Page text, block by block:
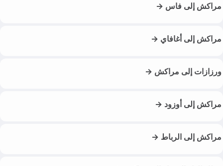
مراكش إلى فاس →
مراكش إلى أغافاي →
ورزازات إلى مراكش →
مراكش إلى أوزود →
مراكش إلى الرباط →